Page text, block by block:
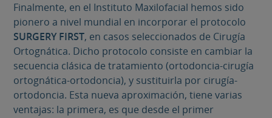
Finalmente, en el Instituto Maxilofacial hemos sido
pionero a nivel mundial en incorporar el protocolo
SURGERY FIRST, en casos seleccionados de Cirugía
Ortognática. Dicho protocolo consiste en cambiar la
secuencia clásica de tratamiento (ortodoncia-cirugía
ortognática-ortodoncia), y sustituirla por cirugía-
ortodoncia. Esta nueva aproximación, tiene varias
ventajas: la primera, es que desde el primer